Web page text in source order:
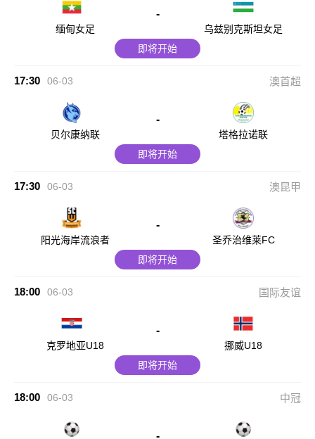
缅甸女足
-
乌兹别克斯坦女足
即将开始
17:30 06-03 澳首超
贝尔康纳联
-
塔格拉诺联
即将开始
17:30 06-03 澳昆甲
阳光海岸流浪者
-
圣乔治维莱FC
即将开始
18:00 06-03 国际友谊
克罗地亚U18
-
挪威U18
即将开始
18:00 06-03 中冠
-